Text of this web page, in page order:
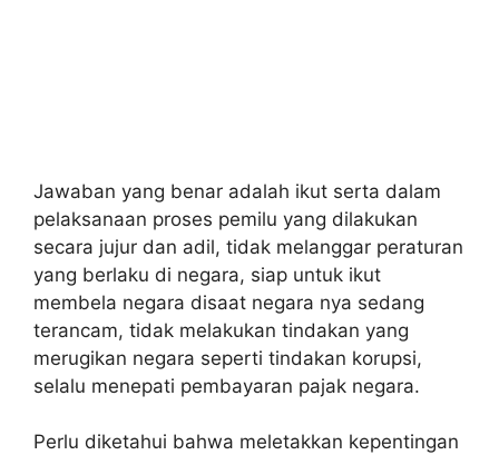
Jawaban yang benar adalah ikut serta dalam
pelaksanaan proses pemilu yang dilakukan
secara jujur dan adil, tidak melanggar peraturan
yang berlaku di negara, siap untuk ikut
membela negara disaat negara nya sedang
terancam, tidak melakukan tindakan yang
merugikan negara seperti tindakan korupsi,
selalu menepati pembayaran pajak negara.
Perlu diketahui bahwa meletakkan kepentingan